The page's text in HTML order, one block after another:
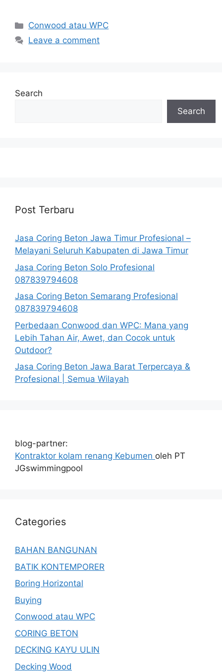
Categories
Conwood atau WPC
Leave a comment
Search
Search
Post Terbaru
Jasa Coring Beton Jawa Timur Profesional –
Melayani Seluruh Kabupaten di Jawa Timur
Jasa Coring Beton Solo Profesional
087839794608
Jasa Coring Beton Semarang Profesional
087839794608
Perbedaan Conwood dan WPC: Mana yang
Lebih Tahan Air, Awet, dan Cocok untuk
Outdoor?
Jasa Coring Beton Jawa Barat Terpercaya &
Profesional | Semua Wilayah
blog-partner:
Kontraktor kolam renang Kebumen oleh PT
JGswimmingpool
Categories
BAHAN BANGUNAN
BATIK KONTEMPORER
Boring Horizontal
Buying
Conwood atau WPC
CORING BETON
DECKING KAYU ULIN
Decking Wood